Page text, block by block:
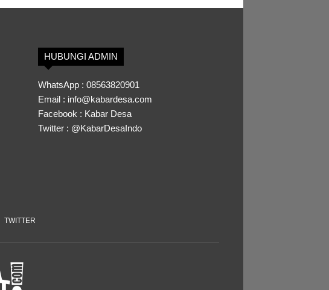
HUBUNGI ADMIN
WhatsApp : 08563820901
Email : info@kabardesa.com
Facebook : Kabar Desa
Twitter : @KabarDesaIndo
TWITTER